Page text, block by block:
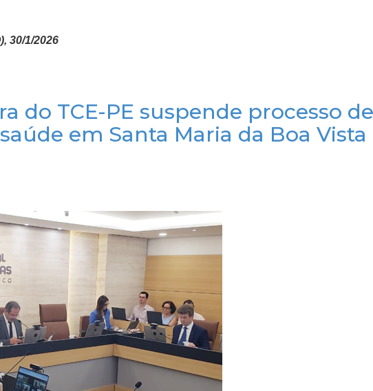
30/1/2026
do TCE-PE suspende processo de
em Santa Maria da Boa Vista